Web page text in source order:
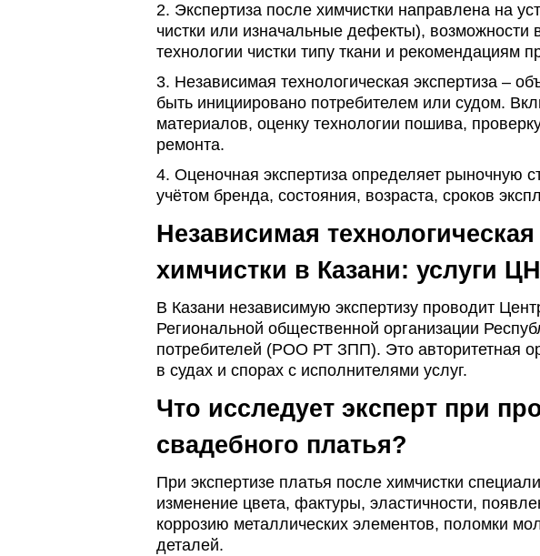
2. Экспертиза после химчистки направлена на
чистки или изначальные дефекты), возможности
технологии чистки типу ткани и рекомендациям
3. Независимая технологическая экспертиза –
быть инициировано потребителем или судом.
материалов, оценку технологии пошива,
ремонта.
4. Оценочная экспертиза определяет рыночную
учётом бренда, состояния, возраста, сроков
Независимая
химчистки в Казани: услуги
В Казани независимую экспертизу проводит
Региональной общественной организации
потребителей (РОО РТ ЗПП). Это авторитетная
в судах и спорах с исполнителями услуг.
Что исследует эксперт при
свадебного платья?
При экспертизе платья после химчистки
изменение цвета, фактуры, эластичности,
коррозию металлических элементов, поломки
деталей.